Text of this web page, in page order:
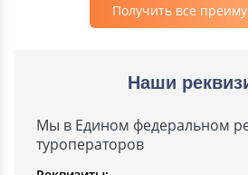
Получить все
Наши
Мы в Едином федеральном
туроператоров